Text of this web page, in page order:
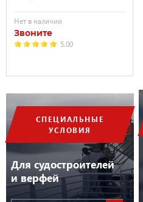
СПЕЦИАЛЬНЫЕ
УСЛОВИЯ
Для судостроителей
и верфей
Нет в наличии
Звоните
5.00